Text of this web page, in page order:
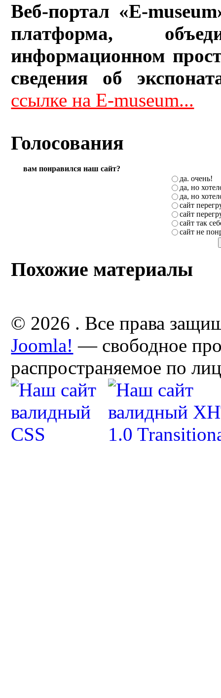
Веб-портал «E-
платформа,
информационном
сведения об
ссылке на E-museum...
Голосования
вам понравился наш сайт?
да. очень!
да, но
да, но
сайт
сайт
сайт так
сайт не
Похожие материалы
© 2026 . Все права
Joomla! — свободное
распространяемое по